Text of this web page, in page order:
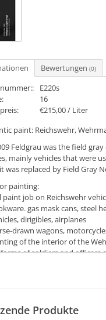
Bewertungen (0)
E220s
16
€215,00 / Liter
paint: Reichswehr,
Feldgrau was the field
mainly vehicles that were
was replaced by Field Gray
painting:
paint job on Reichswehr
gas mask cans, steel
dirigibles, airplanes
drawn wagons,
of the interior of the
of soldiers and officers
Produkte